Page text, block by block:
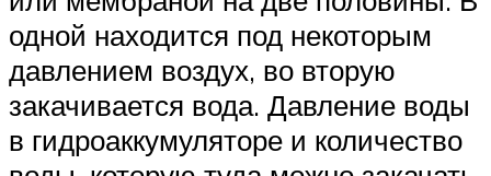
одной находится под некоторым
давлением воздух, во вторую
закачивается вода. Давление воды
в гидроаккумуляторе и количество